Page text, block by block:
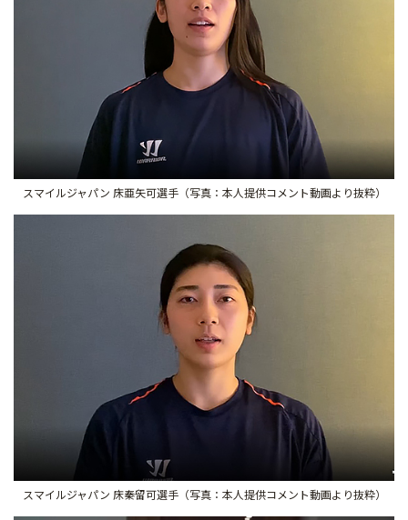
スマイルジャパン 床亜矢可選手（写真：本人提供コメント動画より抜粋）
スマイルジャパン 床秦留可選手（写真：本人提供コメント動画より抜粋）